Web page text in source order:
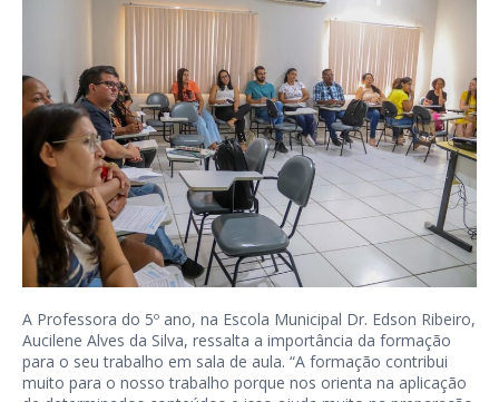
A Professora do 5º ano, na Escola Municipal Dr. Edson Ribeiro,
Aucilene Alves da Silva, ressalta a importância da formação
para o seu trabalho em sala de aula. “A formação contribui
muito para o nosso trabalho porque nos orienta na aplicação